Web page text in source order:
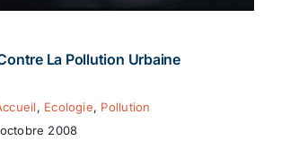
La Pollution Urbaine
, Ecologie, Pollution
2008